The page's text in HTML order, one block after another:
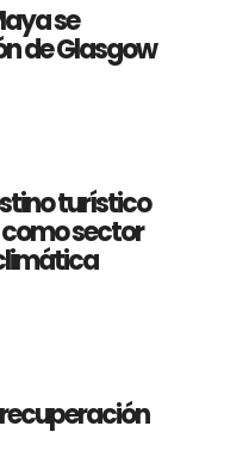
se
de Glasgow
turístico
como sector